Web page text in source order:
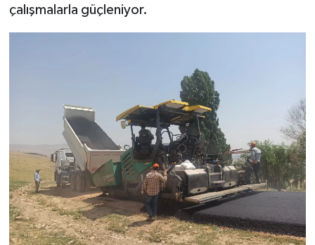
çalışmalarla güçleniyor.